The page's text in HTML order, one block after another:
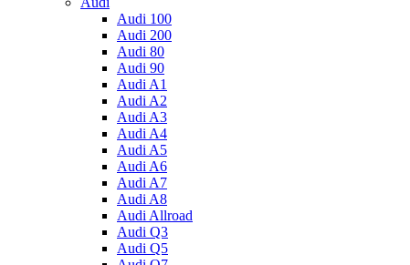
Audi 100
Audi 200
Audi 80
Audi 90
Audi A1
Audi A2
Audi A3
Audi A4
Audi A5
Audi A6
Audi A7
Audi A8
Audi Allroad
Audi Q3
Audi Q5